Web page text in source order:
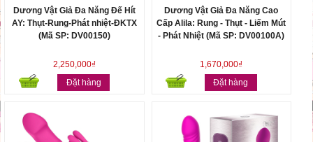
Dương Vật Giả Đa Năng Đế Hít
AY: Thụt-Rung-Phát nhiệt-ĐKTX
(Mã SP: DV00150)
2,250,000₫
Đặt hàng
Dương Vật Giả Đa Năng Cao
Cấp Alila: Rung - Thụt - Liếm Mút
- Phát Nhiệt (Mã SP: DV00100A)
1,670,000₫
Đặt hàng